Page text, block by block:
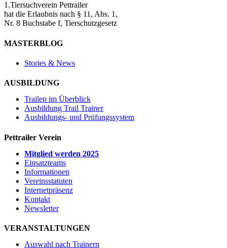
1.Tiersuchverein Pettrailer
hat die Erlaubnis nach § 11, Abs. 1,
Nr. 8 Buchstabe f, Tierschutzgesetz
MASTERBLOG
Stories & News
AUSBILDUNG
Trailen im Überblick
Ausbildung Trail Trainer
Ausbildungs- und Prüfungssystem
Pettrailer Verein
Mitglied werden 2025
Einsatzteams
Informationen
Vereinsstatuten
Internetpräsenz
Kontakt
Newsletter
VERANSTALTUNGEN
Auswahl nach Trainern